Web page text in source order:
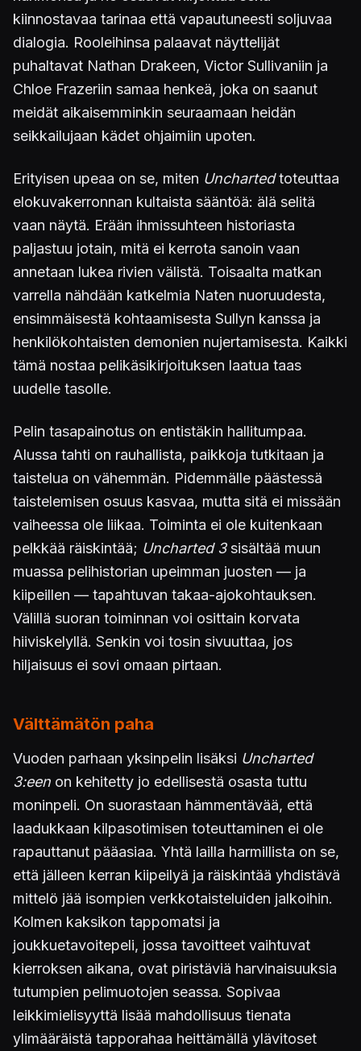
kiinnostavaa tarinaa että vapautuneesti soljuvaa
dialogia. Rooleihinsa palaavat näyttelijät
puhaltavat Nathan Drakeen, Victor Sullivaniin ja
Chloe Frazeriin samaa henkeä, joka on saanut
meidät aikaisemminkin seuraamaan heidän
seikkailujaan kädet ohjaimiin upoten.
Erityisen upeaa on se, miten Unchartedtoteuttaa
elokuvakerronnan kultaista sääntöä: älä selitä
vaan näytä. Erään ihmissuhteen historiasta
paljastuu jotain, mitä ei kerrota sanoin vaan
annetaan lukea rivien välistä. Toisaalta matkan
varrella nähdään katkelmia Naten nuoruudesta,
ensimmäisestä kohtaamisesta Sullyn kanssa ja
henkilökohtaisten demonien nujertamisesta. Kaikki
tämä nostaa pelikäsikirjoituksen laatua taas
uudelle tasolle.
Pelin tasapainotus on entistäkin hallitumpaa.
Alussa tahti on rauhallista, paikkoja tutkitaan ja
taistelua on vähemmän. Pidemmälle päästessä
taistelemisen osuus kasvaa, mutta sitä ei missään
vaiheessa ole liikaa. Toiminta ei ole kuitenkaan
pelkkää räiskintää; Uncharted 3sisältää muun
muassa pelihistorian upeimman juosten — ja
kiipeillen — tapahtuvan takaa-ajokohtauksen.
Välillä suoran toiminnan voi osittain korvata
hiiviskelyllä. Senkin voi tosin sivuuttaa, jos
hiljaisuus ei sovi omaan pirtaan.
Välttämätön paha
Vuoden parhaan yksinpelin lisäksi Uncharted
3:een on kehitetty jo edellisestä osasta tuttu
moninpeli. On suorastaan hämmentävää, että
laadukkaan kilpasotimisen toteuttaminen ei ole
rapauttanut pääasiaa. Yhtä lailla harmillista on se,
että jälleen kerran kiipeilyä ja räiskintää yhdistävä
mittelö jää isompien verkkotaisteluiden jalkoihin.
Kolmen kaksikon tappomatsi ja
joukkuetavoitepeli, jossa tavoitteet vaihtuvat
kierroksen aikana, ovat piristäviä harvinaisuuksia
tutumpien pelimuotojen seassa. Sopivaa
leikkimielisyyttä lisää mahdollisuus tienata
ylimääräistä tapporahaa heittämällä ylävitoset